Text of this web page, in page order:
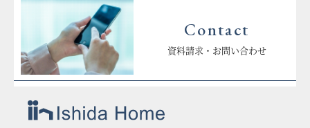
Contact
資料請求・お問い合わせ